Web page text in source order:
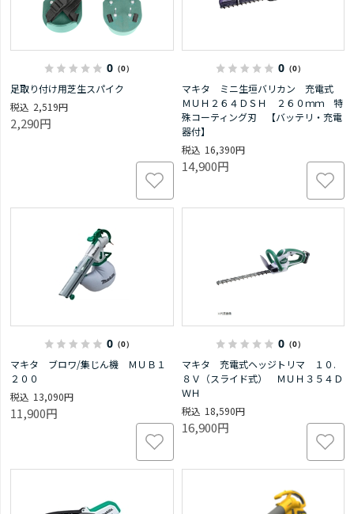
0 （0）
足取り付け用芝生スパイク
2,519円
2,290円
0（0）
マキタ ミニ生垣バリカン 充電式
ＭＵＨ２６４ＤＳＨ ２６０ｍｍ 特
殊コーティング刃 【バッテリ・充電
器付】
16,390円
14,900円
0 （0）
マキタ ブロワ/集じん機 ＭＵＢ１
２００
13,090円
11,900円
0（0）
マキタ 充電式ヘッジトリマ １０.
８Ｖ（スライド式） ＭＵＨ３５４Ｄ
ＷＨ
18,590円
16,900円